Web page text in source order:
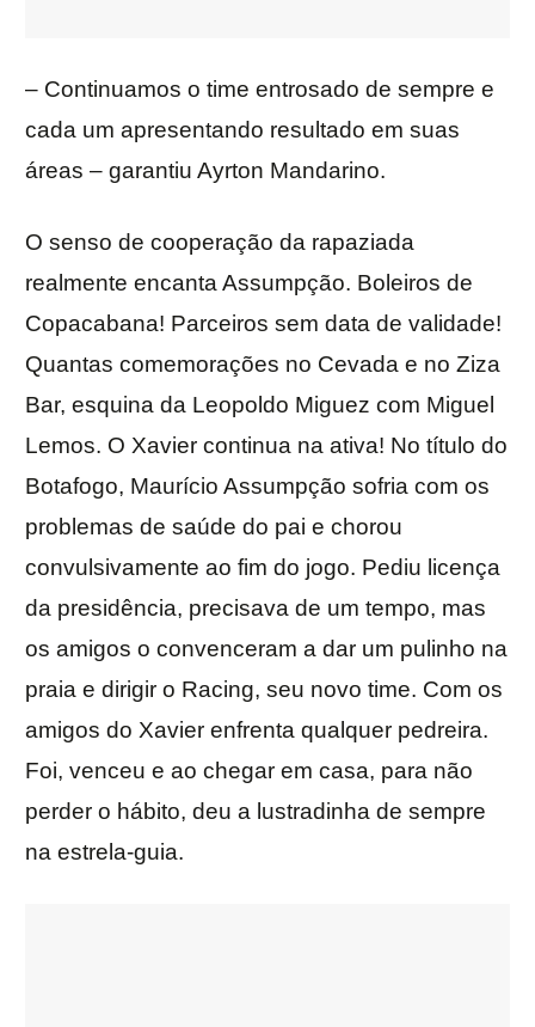
– Continuamos o time entrosado de sempre e
cada um apresentando resultado em suas
áreas – garantiu Ayrton Mandarino.
O senso de cooperação da rapaziada
realmente encanta Assumpção. Boleiros de
Copacabana! Parceiros sem data de validade!
Quantas comemorações no Cevada e no Ziza
Bar, esquina da Leopoldo Miguez com Miguel
Lemos. O Xavier continua na ativa! No título do
Botafogo, Maurício Assumpção sofria com os
problemas de saúde do pai e chorou
convulsivamente ao fim do jogo. Pediu licença
da presidência, precisava de um tempo, mas
os amigos o convenceram a dar um pulinho na
praia e dirigir o Racing, seu novo time. Com os
amigos do Xavier enfrenta qualquer pedreira.
Foi, venceu e ao chegar em casa, para não
perder o hábito, deu a lustradinha de sempre
na estrela-guia.